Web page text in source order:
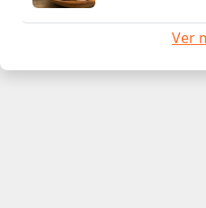
Ver